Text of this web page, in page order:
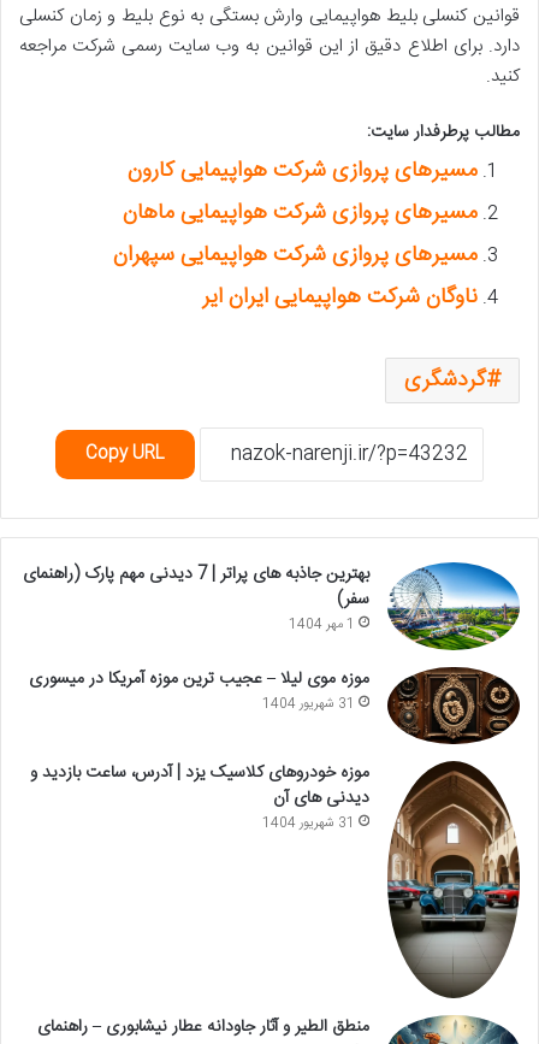
قوانین کنسلی بلیط هواپیمایی وارش بستگی به نوع بلیط و زمان کنسلی
دارد. برای اطلاع دقیق از این قوانین به وب سایت رسمی شرکت مراجعه
کنید.
مطالب پرطرفدار سایت:
مسیرهای پروازی شرکت هواپیمایی کارون
مسیرهای پروازی شرکت هواپیمایی ماهان
مسیرهای پروازی شرکت هواپیمایی سپهران
ناوگان شرکت هواپیمایی ایران ایر
گردشگری
Copy URL
بهترین جاذبه های پراتر | 7 دیدنی مهم پارک (راهنمای
سفر)
1 مهر 1404
موزه موی لیلا – عجیب ترین موزه آمریکا در میسوری
31 شهریور 1404
موزه خودروهای کلاسیک یزد | آدرس، ساعت بازدید و
دیدنی های آن
31 شهریور 1404
منطق الطیر و آثار جاودانه عطار نیشابوری – راهنمای